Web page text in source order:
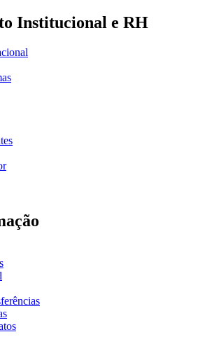
Institucional e RH